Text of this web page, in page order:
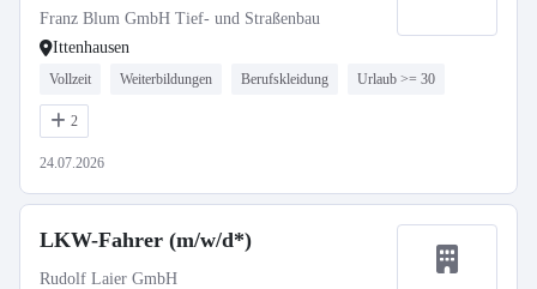
Franz Blum GmbH Tief- und Straßenbau
Ittenhausen
Vollzeit Weiterbildungen Berufskleidung Urlaub >= 30
2
24.07.2026
LKW-Fahrer (m/w/d*)
Rudolf Laier GmbH